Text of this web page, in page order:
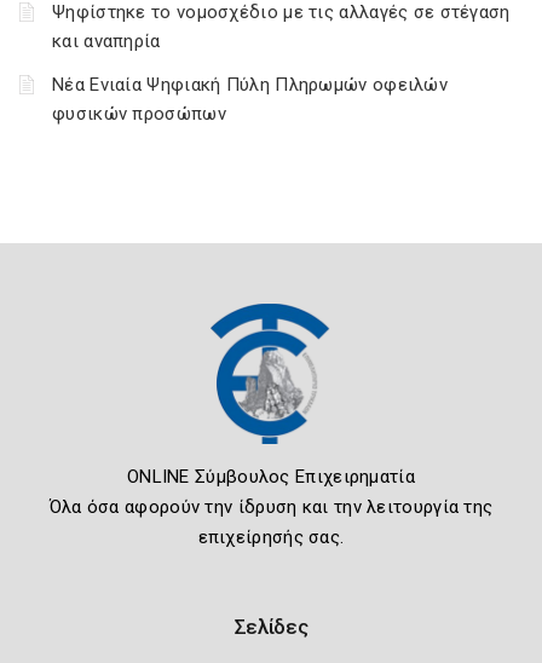
Ψηφίστηκε το νομοσχέδιο με τις αλλαγές σε στέγαση
και αναπηρία
Νέα Ενιαία Ψηφιακή Πύλη Πληρωμών οφειλών
φυσικών προσώπων
ONLINE Σύμβουλος Επιχειρηματία
Όλα όσα αφορούν την ίδρυση και την λειτουργία της
επιχείρησής σας.
Σελίδες